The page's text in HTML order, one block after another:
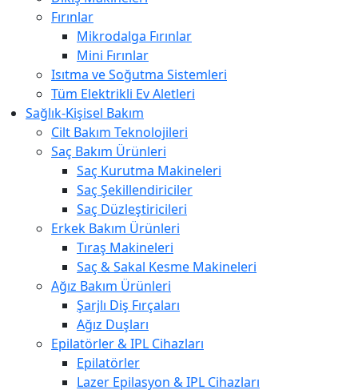
Fırınlar
Mikrodalga Fırınlar
Mini Fırınlar
Isıtma ve Soğutma Sistemleri
Tüm Elektrikli Ev Aletleri
Sağlık-Kişisel Bakım
Cilt Bakım Teknolojileri
Saç Bakım Ürünleri
Saç Kurutma Makineleri
Saç Şekillendiriciler
Saç Düzleştiricileri
Erkek Bakım Ürünleri
Tıraş Makineleri
Saç & Sakal Kesme Makineleri
Ağız Bakım Ürünleri
Şarjlı Diş Fırçaları
Ağız Duşları
Epilatörler & IPL Cihazları
Epilatörler
Lazer Epilasyon & IPL Cihazları